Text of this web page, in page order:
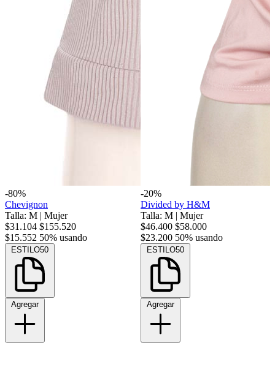
-80%
Chevignon
Talla: M | Mujer
$31.104 $155.520
$15.552 50% usando
ESTILO50
Agregar
-20%
Divided by H&M
Talla: M | Mujer
$46.400 $58.000
$23.200 50% usando
ESTILO50
Agregar